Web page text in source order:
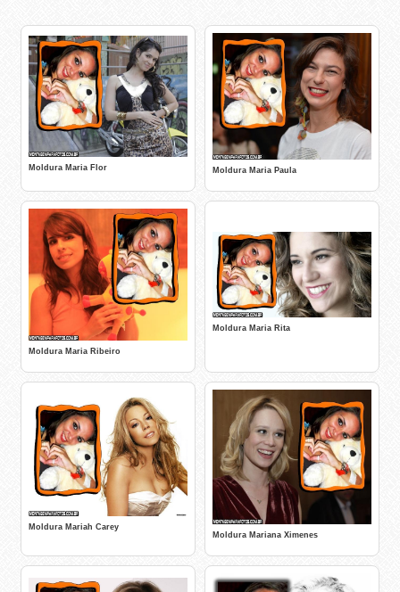
Moldura Maria Flor Moldura Maria Paula
Moldura Maria Ribeiro
Moldura Maria Rita
Moldura Mariah Carey
Moldura Mariana Ximenes